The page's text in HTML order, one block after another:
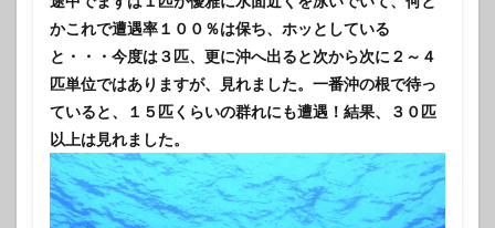
かこれで遭遇率１００％は保ち、ホッとしている
と・・・今度は３匹、更に沖へ出ると次から次に２～４
匹単位ではありますが、見れました。一番沖の根で待っ
ていると、１５匹くらいの群れにも遭遇！結果、３０匹
以上は見れました。